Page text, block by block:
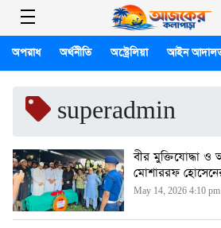
অপরাধ অর্থনীতি অস্ট্রেলিয়া আইন
superadmin
বীর মুক্তিযোদ্ধা ও
মোশাররফ
May 14, 2026 4:10 pm